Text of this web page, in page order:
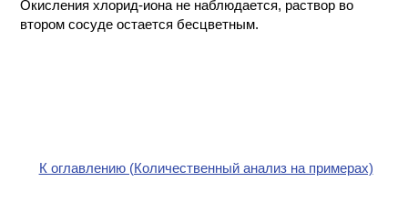
Окисления хлорид-иона не наблюдается, раствор во
втором сосуде остается бесцветным.
К оглавлению (Количественный анализ на примерах)